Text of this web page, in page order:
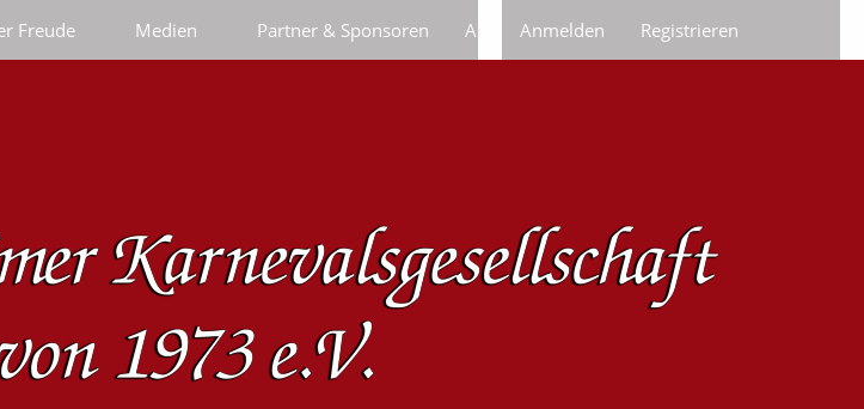
Freude Medien Partner & Sponsoren Anfragen/Bestellungen
Anmelden Registrieren